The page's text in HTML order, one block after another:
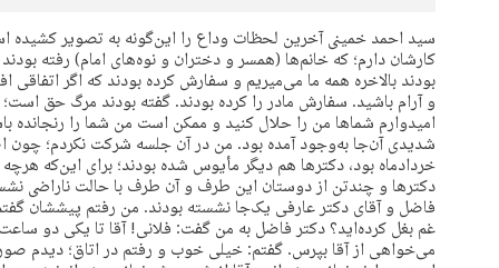
سید احمد خمینی آخرین لحظات وداع را این‌گونه به تصویر کشیده
کارشان دارم؛ که خانم‌ها (همسر و دختران و نوه‌های امام) رفته
بودند بالاخره همه ما می‌میریم و سفارش کرده بودند که اگر
و آرام باشید. سفارش مادر را کرده بودند. گفته بودند مرگ حق
امیدوارم شماها من را حلال کنید و ممکن است من شما را
شدیدی آن‌جا به‌وجود آمده بود. من در آن جلسه شرکت نکردم؛ چون
خردادماه بود، دکترها هم دیگر مأیوس شده بودند؛ برای این‌که هرچه
دکترها و چندتن از دوستان این طرف و آن طرف با حالت ناراضی
فاضل و آقای دکتر عارفی یک‌جا نشسته بودند. من رفتم پیششان
غم بغل کرده‌اید؟ دکتر فاضل به من گفت: فلانی! آقا تا یکی دو
می‌خواهی از آقا بپرس. گفتم: خیلی خوب و رفتم در اتاق؛ دیدم